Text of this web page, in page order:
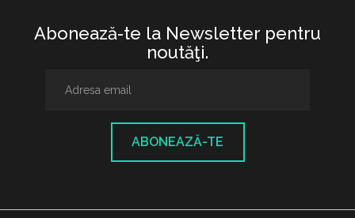
Abonează-te la Newsletter pentru
noutăţi.
ABONEAZĂ-TE